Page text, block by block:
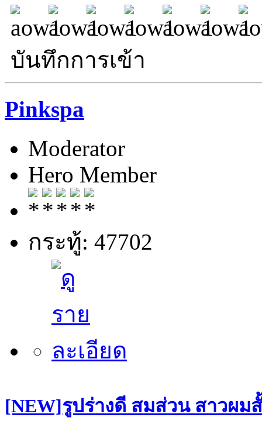
บันทึกการเข้า
Pinkspa
Moderator
Hero Member
กระทู้: 47702
[NEW]รูปร่างดี สมส่วน สาวผม